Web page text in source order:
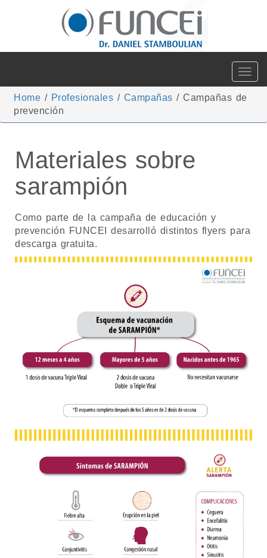
Toggle
Home / Profesionales / Campañas / Campañas de
prevención
Materiales sobre
sarampión
Como parte de la campaña de educación y
prevención FUNCEI desarrolló distintos flyers para
descarga gratuita.